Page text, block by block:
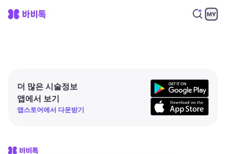
더 많은 시술정보
앱에서 보기
앱스토어에서 다운받기